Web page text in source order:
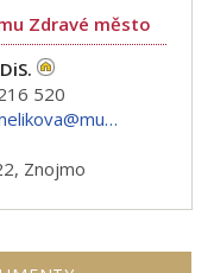
Zdravé město
520
simona.chmelikova@muznojmo.cz
Znojmo